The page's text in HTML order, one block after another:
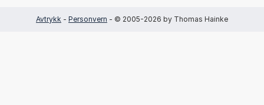
Avtrykk - Personvern - © 2005-2026 by Thomas Hainke